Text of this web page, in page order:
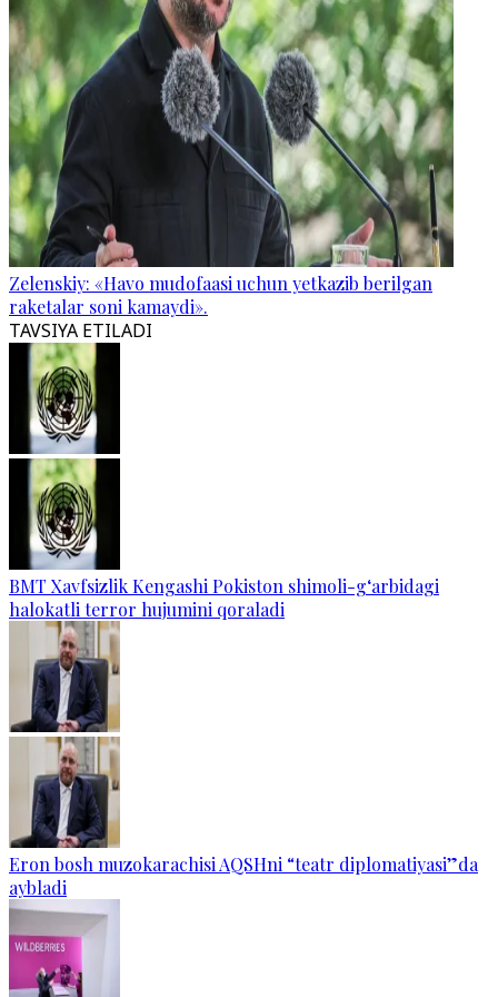
Zelenskiy: «Havo mudofaasi uchun yetkazib berilgan
raketalar soni kamaydi».
TAVSIYA ETILADI
BMT Xavfsizlik Kengashi Pokiston shimoli-g‘arbidagi
halokatli terror hujumini qoraladi
Eron bosh muzokarachisi AQSHni “teatr diplomatiyasi”da
aybladi